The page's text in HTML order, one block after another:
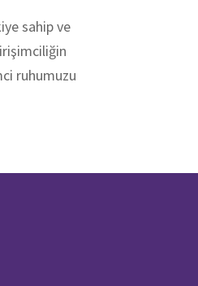
sahip ve
ruhumuzu